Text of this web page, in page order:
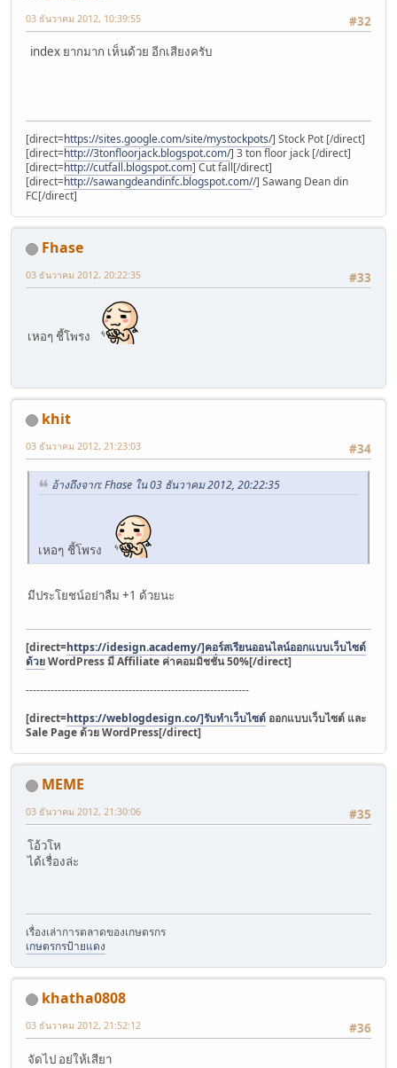
#32
03 ธันวาคม 2012, 10:39:55
index ยากมาก เห็นด้วย อีกเสียงครับ
[direct=https://sites.google.com/site/mystockpots/] Stock Pot [/direct]
[direct=http://3tonfloorjack.blogspot.com/] 3 ton floor jack [/direct]
[direct=http://cutfall.blogspot.com] Cut fall[/direct]
[direct=http://sawangdeandinfc.blogspot.com//] Sawang Dean din
FC[/direct]
Fhase
#33
03 ธันวาคม 2012, 20:22:35
เหอๆ ชี้โพรง
khit
#34
03 ธันวาคม 2012, 21:23:03
อ้างถึงจาก: Fhase ใน 03 ธันวาคม 2012, 20:22:35
เหอๆ ชี้โพรง
มีประโยชน์อย่าลืม +1 ด้วยนะ
[direct=https://idesign.academy/]คอร์สเรียนออนไลน์ออกแบบเว็บไซต์
ด้วยWordPress มี Affiliate ค่าคอมมิชชั่น 50%[/direct]
---------------------------------------------------------------
[direct=https://weblogdesign.co/]รับทําเว็บไซต์ ออกแบบเว็บไซต์ และ
Sale Page ด้วย WordPress[/direct]
MEME
#35
03 ธันวาคม 2012, 21:30:06
โอ้วโห
ได้เรื่องล่ะ
เรื่องเล่าการตลาดของเกษตรกร
เกษตรกรป้ายแดง
khatha0808
#36
03 ธันวาคม 2012, 21:52:12
จัดไป อย่ให้เสียา